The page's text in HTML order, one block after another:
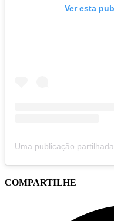
Ver esta
COMPARTILHE